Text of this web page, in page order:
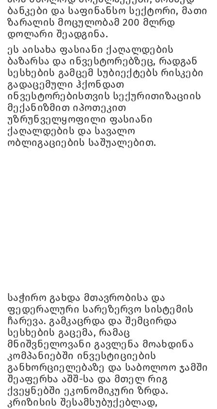
ბანკები და საფინანსო სექტორი, მათი
ზარალის მოცულობამ 200 მლრდ
დოლარი შეადგინა.
ეს აისახა ფასიანი ქაღალდების
ბაზარსა და ინვესტორებზეც, რადგან
სესხების გამცემ სუბიექტებს რისკები
გადაცემული ჰქონდათ
ინვესტორებისთვის სექურითიზაციის
მექანიზმით იპოთეკით
უზრუნველყოფილი ფასიანი
ქაღალდების და სავალო
ობლიგაციების საშუალებით.
საჭირო გახდა მთავრობისა და
ფედერალური სარეზერვო სისტემის
ჩარევა. გამკაცრდა და შემცირდა
სესხების გაცემა, რამაც
მნიშვნელოვანი გავლენა მოახდინა
კომპანიებში ინვესტიციების
განხორციელებაზე და საბოლოო ჯამში
შეაფერხა აშშ-სა და მთელ რიგ
ქვეყნებში ეკონომიკური ზრდა.
კრიზისის შესამსუბუქებლად,